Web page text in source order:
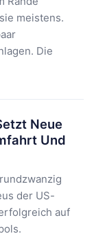
meistens.
Die
Neue
Und
der US-
auf